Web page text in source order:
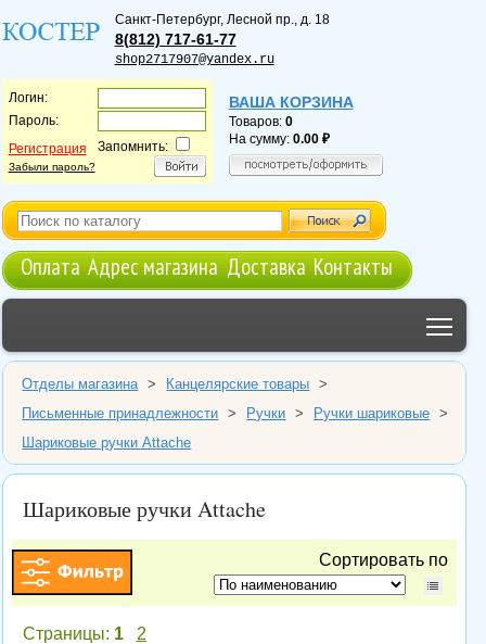
Санкт-Петербург, Лесной пр., д. 18
8(812) 717-61-77
shop2717907@yandex.ru
Логин:
Пароль:
Регистрация
Забыли пароль?
Запомнить:
ВАША КОРЗИНА
Товаров: 0
На сумму: 0.00
Оплата Адрес магазина Доставка Контакты
Отделы магазина > Канцелярские товары
>
Письменные принадлежности
> Ручки > Ручки шариковые
>
Шариковые ручки Attache
Шариковые ручки Attache
Сортировать по
Страницы: 1 2